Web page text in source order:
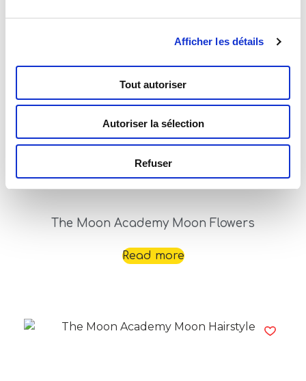
Afficher les détails
Tout autoriser
Autoriser la sélection
Refuser
Read more
The Moon Academy Moon Flowers
Read more